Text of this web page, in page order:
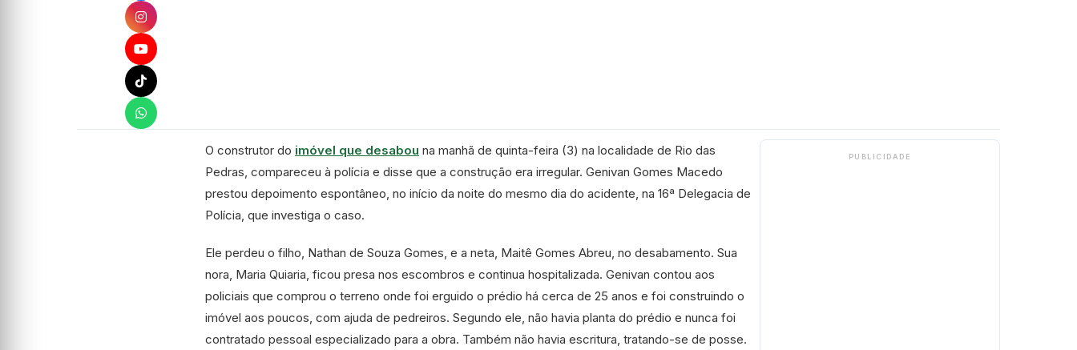
O construtor do imóvel que desabou na manhã de quinta-feira (3) na localidade de Rio das
Pedras, compareceu à polícia e disse que a construção era irregular. Genivan Gomes Macedo
prestou depoimento espontâneo, no início da noite do mesmo dia do acidente, na 16ª Delegacia de
Polícia, que investiga o caso.
Ele perdeu o filho, Nathan de Souza Gomes, e a neta, Maitê Gomes Abreu, no desabamento. Sua
nora, Maria Quiaria, ficou presa nos escombros e continua hospitalizada. Genivan contou aos
policiais que comprou o terreno onde foi erguido o prédio há cerca de 25 anos e foi construindo o
imóvel aos poucos, com ajuda de pedreiros. Segundo ele, não havia planta do prédio e nunca foi
contratado pessoal especializado para a obra. Também não havia escritura, tratando-se de posse.
PUBLICIDADE